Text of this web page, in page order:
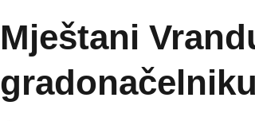
Mještani